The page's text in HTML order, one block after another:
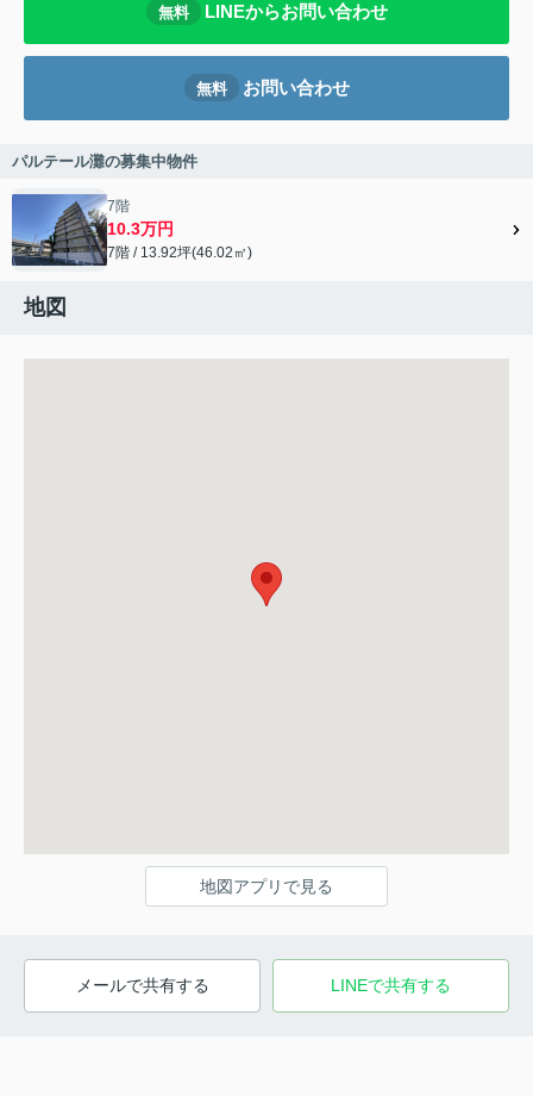
無料 LINEからお問い合わせ
無料 お問い合わせ
パルテール灘の募集中物件
7階
10.3万円
7階 / 13.92坪(46.02㎡)
地図
地図アプリで見る
メールで共有する LINEで共有する